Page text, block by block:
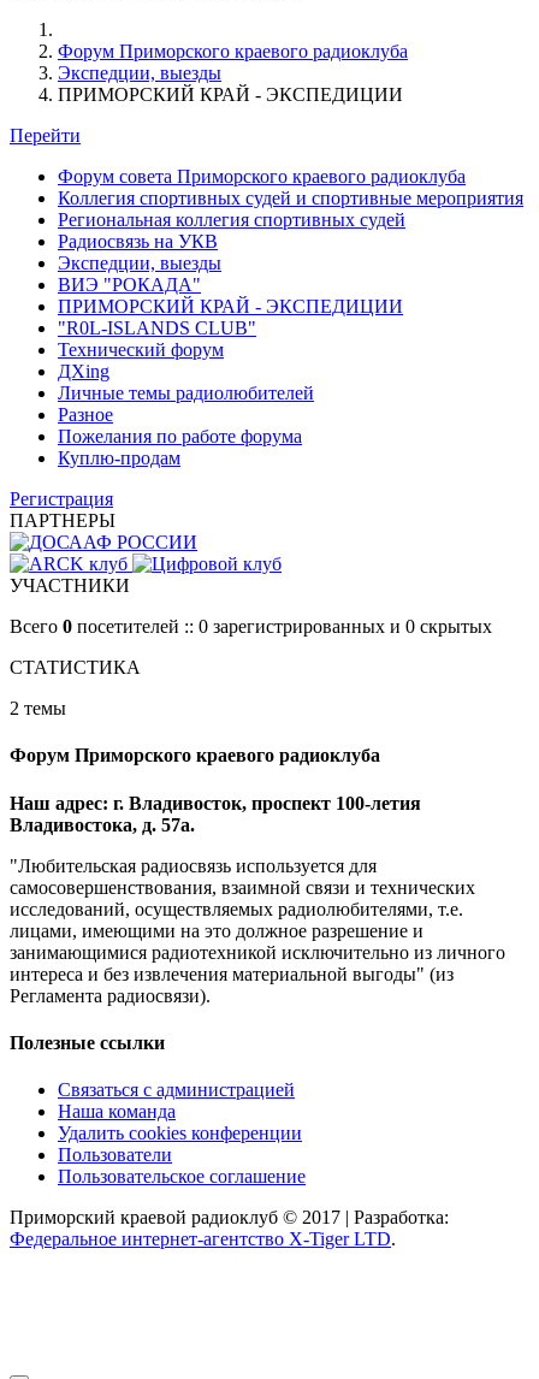
Форум Приморского краевого радиоклуба
Экспедции, выезды
ПРИМОРСКИЙ КРАЙ - ЭКСПЕДИЦИИ
Перейти
Форум совета Приморского краевого радиоклуба
Коллегия спортивных судей и спортивные мероприятия
Региональная коллегия спортивных судей
Радиосвязь на УКВ
Экспедции, выезды
ВИЭ "РОКАДА"
ПРИМОРСКИЙ КРАЙ - ЭКСПЕДИЦИИ
"R0L-ISLANDS CLUB"
Технический форум
ДХing
Личные темы радиолюбителей
Разное
Пожелания по работе форума
Куплю-продам
Регистрация
ПАРТНЕРЫ
УЧАСТНИКИ
Всего 0 посетителей :: 0 зарегистрированных и 0 скрытых
СТАТИСТИКА
2 темы
Форум Приморского краевого радиоклуба
Наш адрес: г. Владивосток, проспект 100-летия
Владивостока, д. 57а.
"Любительская радиосвязь используется для
самосовершенствования, взаимной связи и технических
исследований, осуществляемых радиолюбителями, т.е.
лицами, имеющими на это должное разрешение и
занимающимися радиотехникой исключительно из личного
интереса и без извлечения материальной выгоды" (из
Регламента радиосвязи).
Полезные ссылки
Связаться с администрацией
Наша команда
Удалить cookies конференции
Пользователи
Пользовательское соглашение
Приморский краевой радиоклуб © 2017 | Разработка:
Федеральное интернет-агентство X-Tiger LTD.